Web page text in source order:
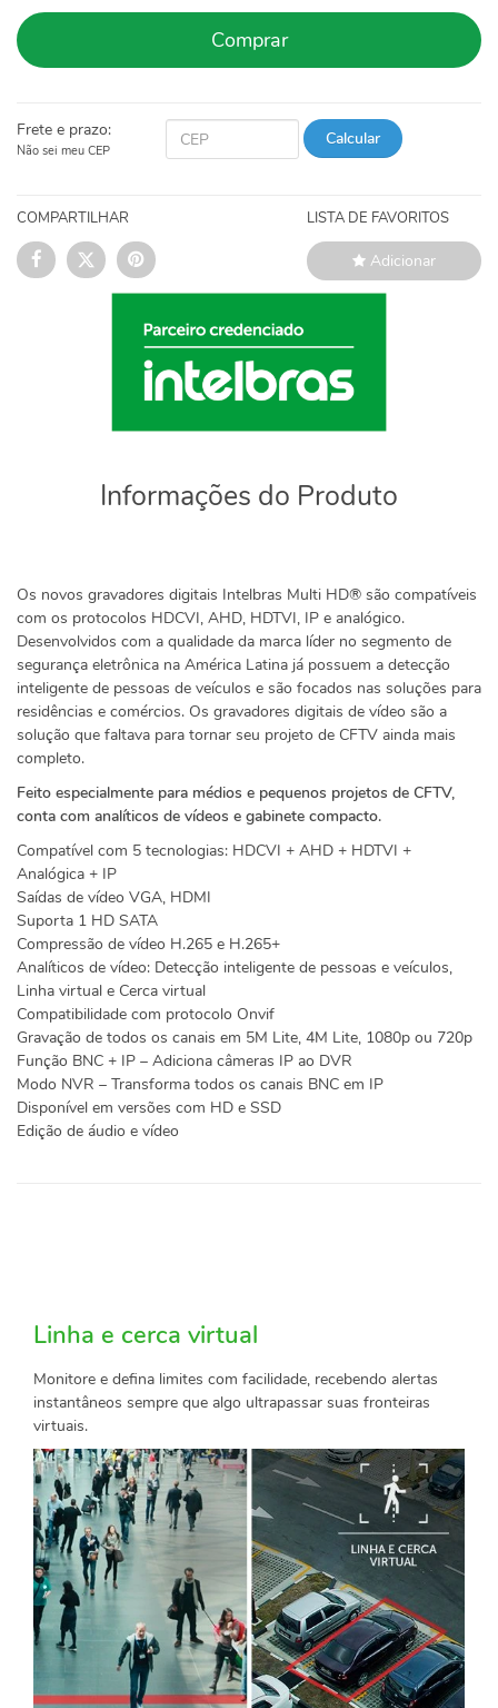
Comprar
Frete e prazo:
Não sei meu CEP
Calcular
COMPARTILHAR LISTA DE FAVORITOS
Adicionar
Informações do Produto
Os novos gravadores digitais Intelbras Multi HD® são compatíveis
com os protocolos HDCVI, AHD, HDTVI, IP e analógico.
Desenvolvidos com a qualidade da marca líder no segmento de
segurança eletrônica na América Latina já possuem a detecção
inteligente de pessoas de veículos e são focados nas soluções para
residências e comércios. Os gravadores digitais de vídeo são a
solução que faltava para tornar seu projeto de CFTV ainda mais
completo.
Feito especialmente para médios e pequenos projetos de CFTV,
conta com analíticos de vídeos e gabinete compacto.
Compatível com 5 tecnologias: HDCVI + AHD + HDTVI +
Analógica + IP
Saídas de vídeo VGA, HDMI
Suporta 1 HD SATA
Compressão de vídeo H.265 e H.265+
Analíticos de vídeo: Detecção inteligente de pessoas e veículos,
Linha virtual e Cerca virtual
Compatibilidade com protocolo Onvif
Gravação de todos os canais em 5M Lite, 4M Lite, 1080p ou 720p
Função BNC + IP – Adiciona câmeras IP ao DVR
Modo NVR – Transforma todos os canais BNC em IP
Disponível em versões com HD e SSD
Edição de áudio e vídeo
Linha e cerca virtual
Monitore e defina limites com facilidade, recebendo alertas
instantâneos sempre que algo ultrapassar suas fronteiras
virtuais.